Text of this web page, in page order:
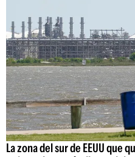
La zona del sur de EEUU que